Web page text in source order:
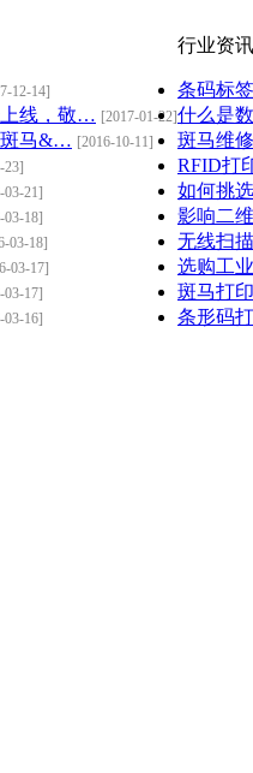
12-14]
，敬… [2017-01-22]
斑马&… [2016-10-11]
23]
03-21]
03-18]
03-18]
03-17]
03-17]
03-16]
行业资讯
条码标签
什么是数
斑马维修
RFID打
如何挑
影响二
无线扫
选购工
斑马打
条形码打